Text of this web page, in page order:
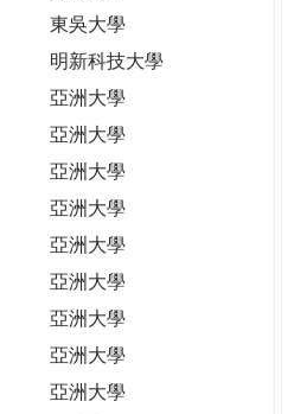
東吳大學
明新科技大學
亞洲大學
亞洲大學
亞洲大學
亞洲大學
亞洲大學
亞洲大學
亞洲大學
亞洲大學
亞洲大學